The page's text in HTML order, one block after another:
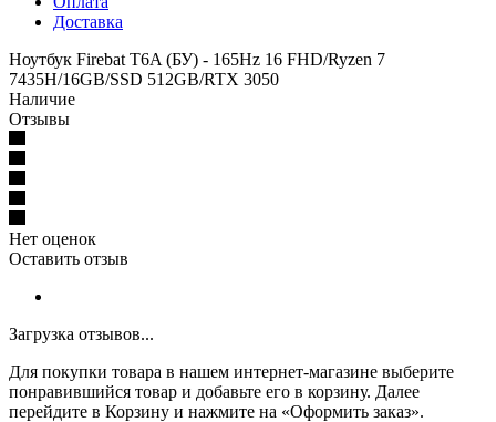
Доставка
Ноутбук Firebat T6A (БУ) - 165Hz 16 FHD/Ryzen 7
7435H/16GB/SSD 512GB/RTX 3050
Наличие
Отзывы
Нет оценок
Оставить отзыв
Загрузка отзывов...
Для покупки товара в нашем интернет-магазине выберите
понравившийся товар и добавьте его в корзину. Далее
перейдите в Корзину и нажмите на «Оформить заказ».